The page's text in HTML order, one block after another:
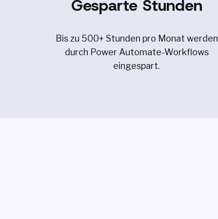
Gesparte Stunden
Bis zu 500+ Stunden pro Monat werden
durch Power Automate-Workflows
eingespart.